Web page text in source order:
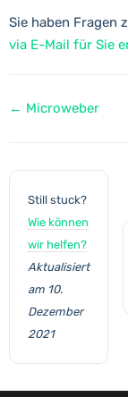
Sie haben Fragen
via E-Mail für Sie
Navigation
← Microweber
Still stuck?
Wie können
wir helfen?
Aktualisiert
am 10.
Dezember
2021